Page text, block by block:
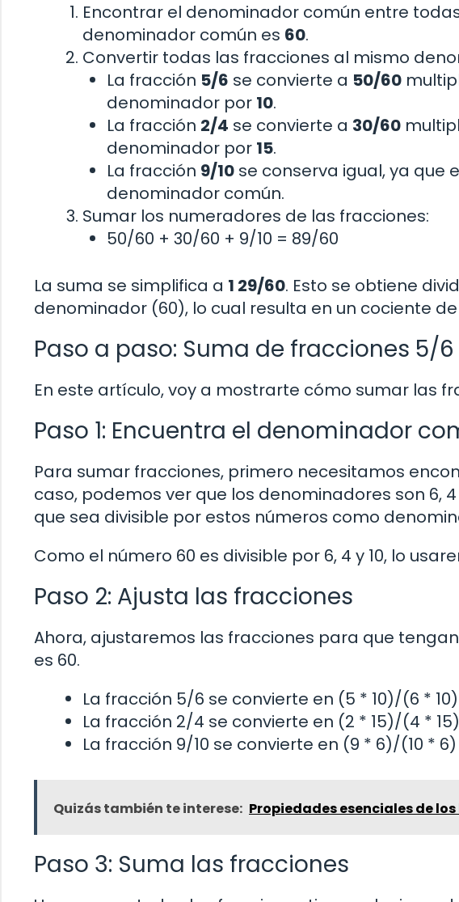
Encontrar el denominador común entre
denominador común es 60.
Convertir todas las fracciones al mismo
La fracción 5/6 se convierte a 50/60
denominador por 10.
La fracción 2/4 se convierte a 30/60
denominador por 15.
La fracción 9/10 se conserva igual, ya que
denominador común.
Sumar los numeradores de las fracciones:
50/60 + 30/60 + 9/10 = 89/60
La suma se simplifica a 1 29/60. Esto se obtiene
denominador (60), lo cual resulta en un cociente de
Paso a paso: Suma de fracciones 5/6
En este artículo, voy a mostrarte cómo sumar las
Paso 1: Encuentra el denominador
Para sumar fracciones, primero necesitamos
caso, podemos ver que los denominadores son 6,
que sea divisible por estos números como
Como el número 60 es divisible por 6, 4 y 10, lo
Paso 2: Ajusta las fracciones
Ahora, ajustaremos las fracciones para que
es 60.
La fracción 5/6 se convierte en (5 * 10)/(6 *
La fracción 2/4 se convierte en (2 * 15)/(4 *
La fracción 9/10 se convierte en (9 * 6)/(10 *
Quizás también te interese: Propiedades esenciales de
Paso 3: Suma las fracciones